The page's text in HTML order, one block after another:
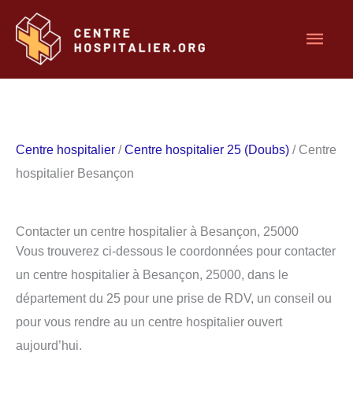
contenu
Centre hospitalier /Centre hospitalier 25 (Doubs) / Centre
hospitalier Besançon
Contacter un centre hospitalier à Besançon, 25000
Vous trouverez ci-dessous le coordonnées pour contacter
un centre hospitalier à Besançon, 25000, dans le
département du 25 pour une prise de RDV, un conseil ou
pour vous rendre au un centre hospitalier ouvert
aujourd’hui.